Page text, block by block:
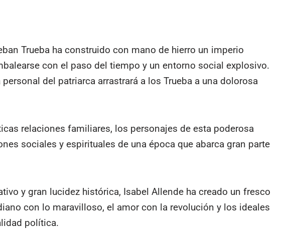
Trueba ha construido con mano de hierro un imperio
con el paso del tiempo y un entorno social explosivo.
del patriarca arrastrará a los Trueba a una dolorosa
relaciones familiares, los personajes de esta poderosa
sociales y espirituales de una época que abarca gran parte
y gran lucidez histórica, Isabel Allende ha creado un fresco
con lo maravilloso, el amor con la revolución y los ideales
política.